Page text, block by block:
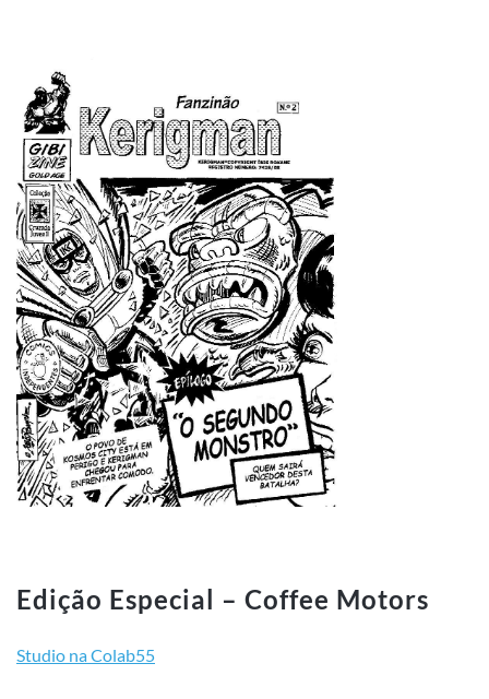
Edição Especial – Coffee Motors
Studio na Colab55